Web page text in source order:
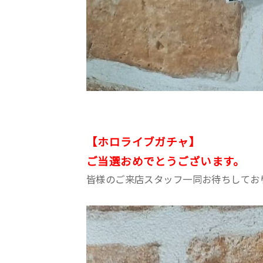
【ホロライブガチャ】
ご当選おめでとうございます。
皆様のご来店スタッフ一同お待ちしてお